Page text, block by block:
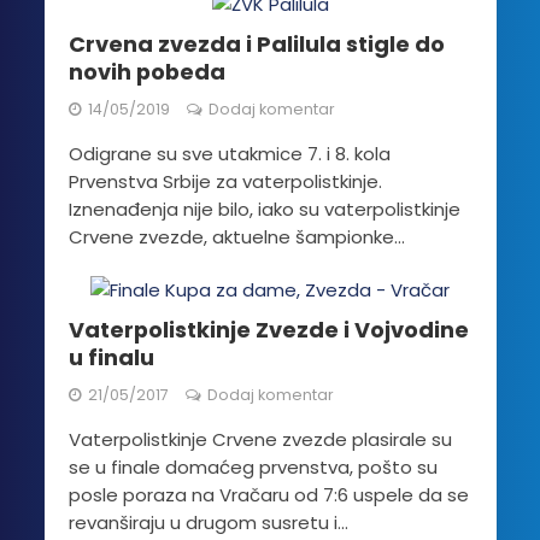
Crvena zvezda i Palilula stigle do
novih pobeda
14/05/2019 Dodaj komentar
Odigrane su sve utakmice 7. i 8. kola
Prvenstva Srbije za vaterpolistkinje.
Iznenađenja nije bilo, iako su vaterpolistkinje
Crvene zvezde, aktuelne šampionke...
Vaterpolistkinje Zvezde i Vojvodine
u finalu
21/05/2017 Dodaj komentar
Vaterpolistkinje Crvene zvezde plasirale su
se u finale domaćeg prvenstva, pošto su
posle poraza na Vračaru od 7:6 uspele da se
revanširaju u drugom susretu i...